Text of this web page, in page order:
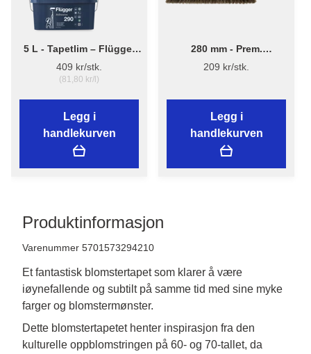
5 L - Tapetlim – Flügger
Adhesive 290
409 kr/stk.
(81,80 kr/l)
Legg i
handlekurven
280 mm - Prem.
Tapetbørste 3540 - Plast
209 kr/stk.
Legg i
handlekurven
Produktinformasjon
Varenummer 5701573294210
Et fantastisk blomstertapet som klarer å være
iøynefallende og subtilt på samme tid med sine myke
farger og blomstermønster.
Dette blomstertapetet henter inspirasjon fra den
kulturelle oppblomstringen på 60- og 70-tallet, da